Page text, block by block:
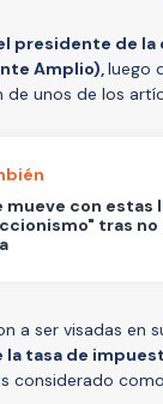
presidente de la
Amplio),luego
unos de los
mueve con
tras no
a ser visadas en
tasa de
considerado